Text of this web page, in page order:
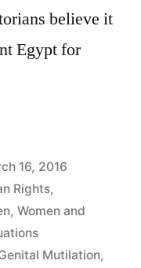
believe it
Egypt for
16, 2016
Rights,
, Women and
Mutilation,